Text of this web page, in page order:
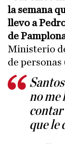
la semana
llevo a
de
Ministerio
de personas
no me
contar
que le